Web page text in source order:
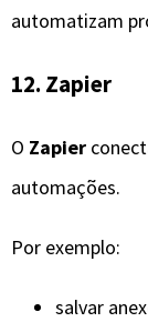
automatizam
12. Zapier
O Zapier
automações.
Por exemplo:
salvar